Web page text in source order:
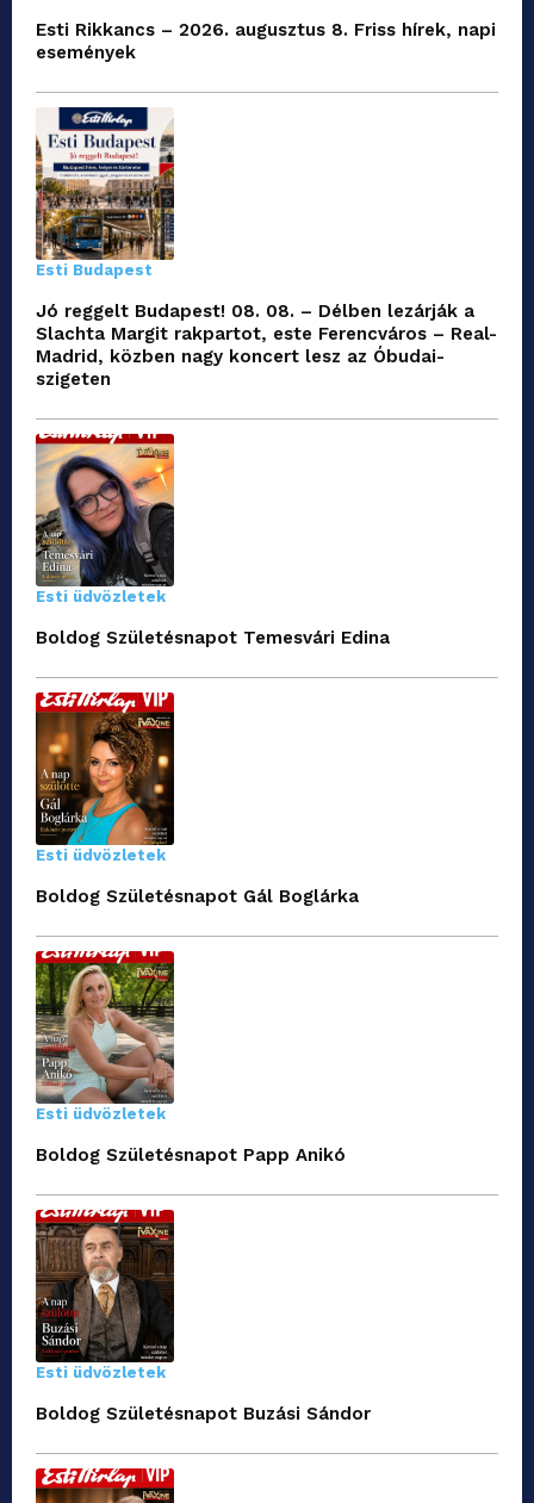
Esti Rikkancs – 2026. augusztus 8. Friss hírek, napi
események
Esti Budapest
Jó reggelt Budapest! 08. 08. – Délben lezárják a
Slachta Margit rakpartot, este Ferencváros – Real-
Madrid, közben nagy koncert lesz az Óbudai-
szigeten
Esti üdvözletek
Boldog Születésnapot Temesvári Edina
Esti üdvözletek
Boldog Születésnapot Gál Boglárka
Esti üdvözletek
Boldog Születésnapot Papp Anikó
Esti üdvözletek
Boldog Születésnapot Buzási Sándor